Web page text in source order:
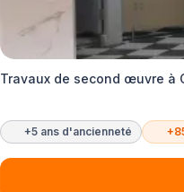
Travaux de second œuvre à
+5 ans d'ancienneté